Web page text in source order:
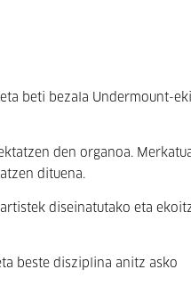
beti bezala Undermount-
den organoa.
dituena.
diseinatutako eta
beste disziplina anitz asko